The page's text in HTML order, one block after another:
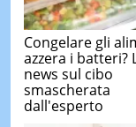
Congelare gli
azzera i batteri?
news sul cibo
smascherata
dall'esperto